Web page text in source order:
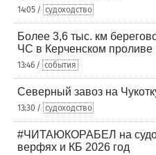
14:05 / судоходство
Более 3,6 тыс. км
ЧС в Керченском проливе
13:46 / события
Северный завоз на
13:30 / судоходство
#ЧИТАЮКОРАБЕЛ на
верфях и КБ 2026 год